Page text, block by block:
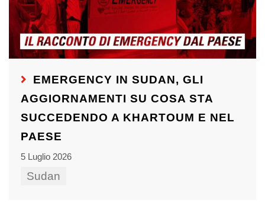
EMERGENCY IN SUDAN, GLI
AGGIORNAMENTI SU COSA STA
SUCCEDENDO A KHARTOUM E NEL
PAESE
5 Luglio 2026
Sudan